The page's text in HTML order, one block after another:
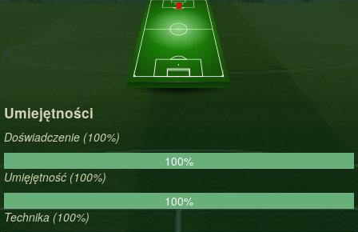
Umiejętności
Doświadczenie (100%)
100%
Umięjętność (100%)
100%
Technika (100%)